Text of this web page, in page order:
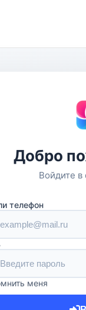
Добро
Войдите в
телефон
меня